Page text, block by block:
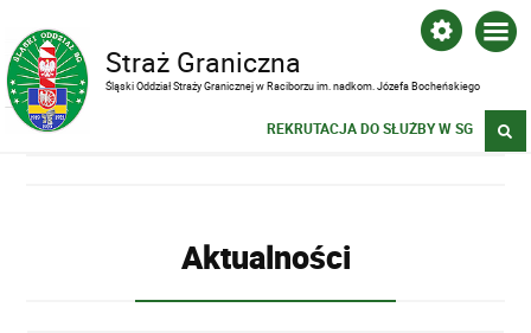
Straż Graniczna
Śląski Oddział Straży Granicznej w Raciborzu im. nadkom. Józefa Bocheńskiego
REKRUTACJA DO SŁUŻBY W SG
Aktualności